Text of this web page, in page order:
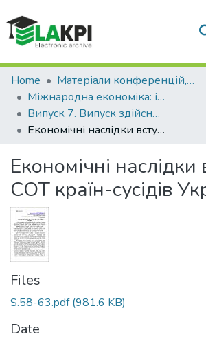
Communities & Collections
All of DSpace
Statistics
Home
Матеріали конференцій, семінарів і т.п.
Міжнародна економіка: інтеграція науки та практики
Випуск 7. Випуск здійснено у рамках засідання Круглого столу на тему: «Соціальна відповідальність бізнесу: стратегії та пріоритети» від 16 листопада 2017 р.
Економічні наслідки вступу до СОТ країн-сусідів України
Економічні наслідки
СОТ країн-сусідів
Files
S.58-63.pdf(981.6 KB)
Date